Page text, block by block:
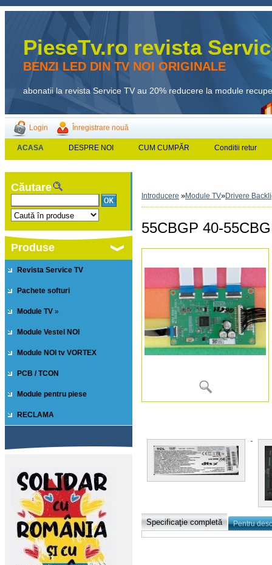
PieseTv.ro revista
BENZI LED DIN TV NOI ORIGINALE
abonatii la revista Service TV au 20% reducere la module
Login Înregistrare nouă
ACASA DESPRE NOI CUM CUMPĂR Conditii retur
Căutare
Produse
Revista Service TV
Pachete softuri
Module TV »
Module Vestel NOI
Module NOI tv VORTEX
PCB / TCON
Module pentru piese
RECLAMA
Introducere »Module TV»Drivere
55CBGP 40-
Specificaţie completă Pentru